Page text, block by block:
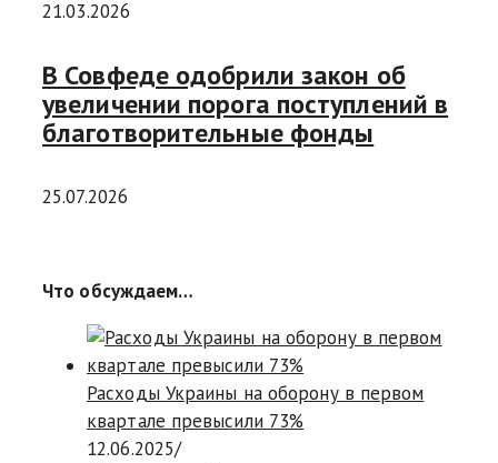
21.03.2026
В Совфеде одобрили закон об
увеличении порога поступлений в
благотворительные фонды
25.07.2026
Что обсуждаем…
Расходы Украины на оборону в первом
квартале превысили 73%
12.06.2025/